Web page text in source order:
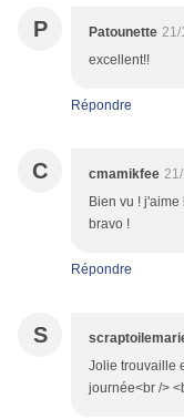
P Patounette 21/
excellent!!
Répondre
C cmamikfee
Bien vu !
bravo !
Répondre
S
Jolie trouvaille
journée<br />